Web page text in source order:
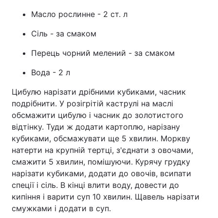
Масло рослинне - 2 ст. л
Сіль - за смаком
Перець чорний мелений - за смаком
Вода - 2 л
Цибулю нарізати дрібними кубиками, часник
подрібнити. У розігрітій каструлі на маслі
обсмажити цибулю і часник до золотистого
відтінку. Туди ж додати картоплю, нарізану
кубиками, обсмажувати ще 5 хвилин. Моркву
натерти на крупній тертці, з'єднати з овочами,
смажити 5 хвилин, помішуючи. Курячу грудку
нарізати кубиками, додати до овочів, всипати
спеції і сіль. В кінці влити воду, довести до
кипіння і варити суп 10 хвилин. Щавель нарізати
смужками і додати в суп.